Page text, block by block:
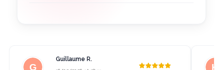
Guillaume R.